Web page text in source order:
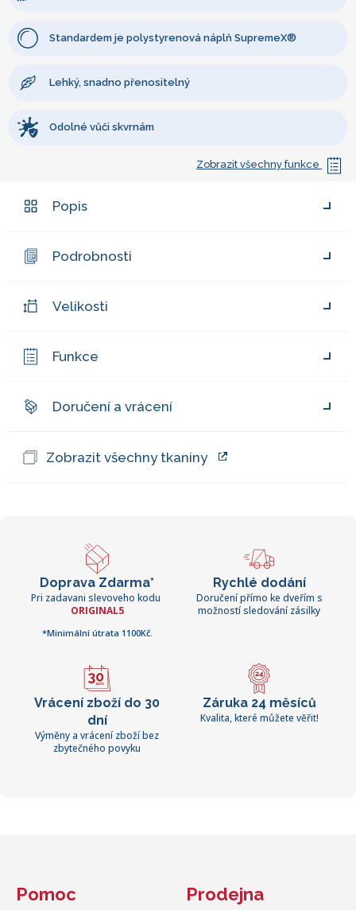
Standardem je polystyrenová náplň SupremeX®
Lehký, snadno přenositelný
Odolné vůči skvrnám
Zobrazit všechny funkce
Popis
Podrobnosti
Velikosti
Funkce
Doručení a vrácení
Zobrazit všechny tkaniny
Doprava Zdarma*
Pri zadavani slevoveho kodu
ORIGINAL5
*Minimální útrata 1100Kč.
Rychlé dodání
Doručení přímo ke dveřím s
možností sledování zásilky
Vrácení zboží do 30
dní
Výměny a vrácení zboží bez
zbytečného povyku
Záruka 24 měsíců
Kvalita, které můžete věřit!
Pomoc Prodejna